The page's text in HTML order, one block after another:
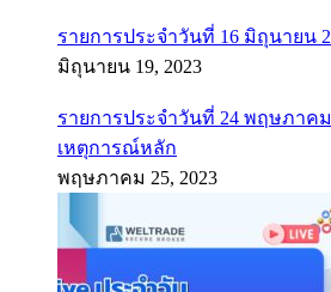
รายการประจำวันที่ 16 มิถุนายน
มิถุนายน 19, 2023
รายการประจำวันที่ 24 พฤษภาค
เหตุการณ์หลัก
พฤษภาคม 25, 2023